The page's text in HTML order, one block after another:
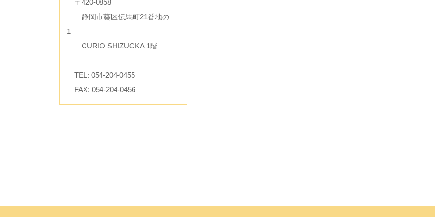
〒420-0858
静岡市葵区伝馬町21番地の
1
CURIO SHIZUOKA 1階
TEL: 054-204-0455
FAX: 054-204-0456